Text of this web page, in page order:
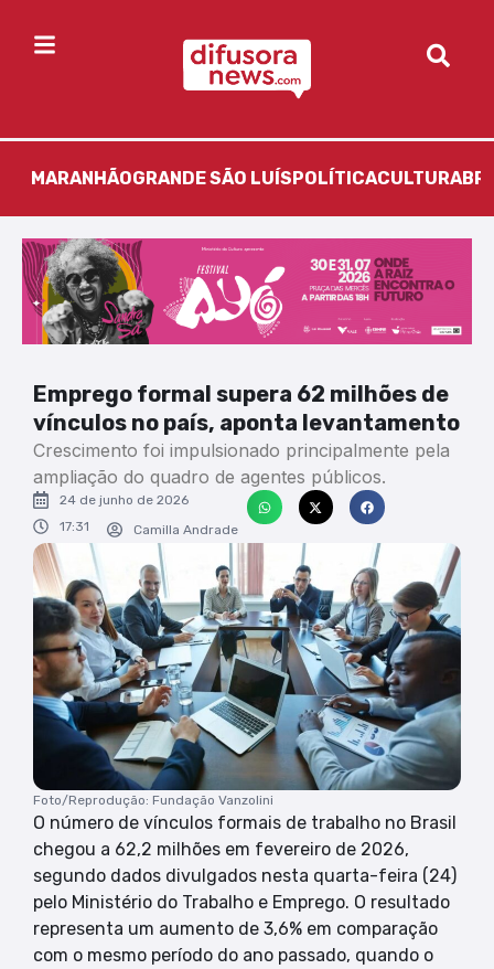
MARANHÃOGRANDE SÃO LUÍS POLÍTICACULTURA
Emprego formal supera 62 milhões de
vínculos no país, aponta levantamento
Crescimento foi impulsionado principalmente pela
ampliação do quadro de agentes públicos.
24 de junho de 2026
17:31
Camilla Andrade
Foto/Reprodução: Fundação Vanzolini
O número de vínculos formais de trabalho no Brasil
chegou a 62,2 milhões em fevereiro de 2026,
segundo dados divulgados nesta quarta-feira (24)
pelo Ministério do Trabalho e Emprego. O resultado
representa um aumento de 3,6% em comparação
com o mesmo período do ano passado, quando o